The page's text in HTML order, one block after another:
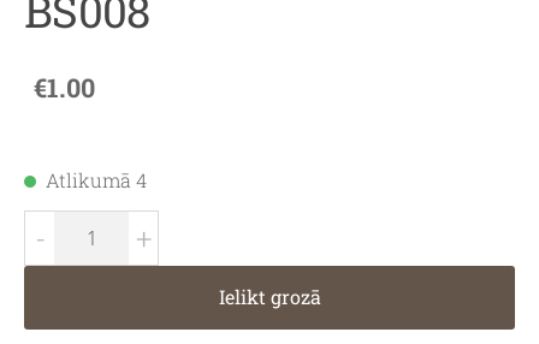
€1.00
Atlikumā 4
- +
Ielikt grozā